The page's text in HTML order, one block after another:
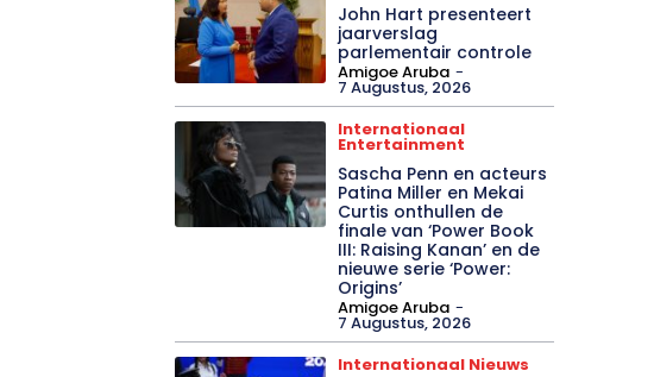
John Hart presenteert
jaarverslag
parlementair controle
Amigoe Aruba -
7 Augustus, 2026
Internationaal
Entertainment
Sascha Penn en acteurs
Patina Miller en Mekai
Curtis onthullen de
finale van ‘Power Book
III: Raising Kanan’ en de
nieuwe serie ‘Power:
Origins’
Amigoe Aruba -
7 Augustus, 2026
Internationaal Nieuws